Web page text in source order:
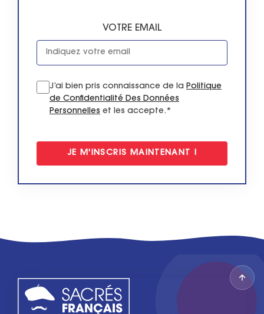
VOTRE EMAIL
J’ai bien pris connaissance de la Politique
de Confidentialité Des Données
Personnelles et les accepte.*